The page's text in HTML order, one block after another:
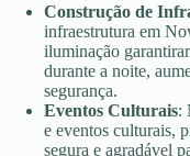
Construção de
infraestrutura em
iluminação
durante a noite,
segurança.
Eventos Culturais:
e eventos culturais,
segura e agradável